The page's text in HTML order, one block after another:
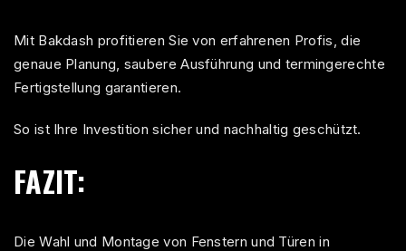
Mit Bakdash profitieren Sie von erfahrenen Profis, die
genaue Planung, saubere Ausführung und termingerechte
Fertigstellung garantieren.
So ist Ihre Investition sicher und nachhaltig geschützt.
FAZIT:
Die Wahl und Montage von Fensternund Türen in